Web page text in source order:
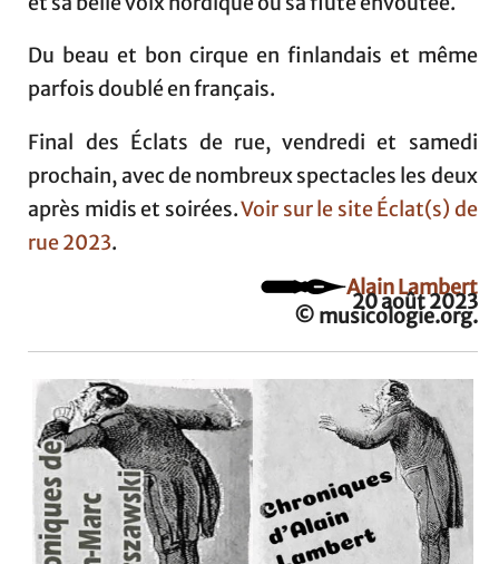
Du beau et bon cirque en finlandais et même
parfois doublé en français.
Final des Éclats de rue, vendredi et samedi
prochain, avec de nombreux spectacles les deux
après midis et soirées.Voir sur le site Éclat(s) de
rue 2023.
Alain Lambert
20 août 2023
© musicologie.org.